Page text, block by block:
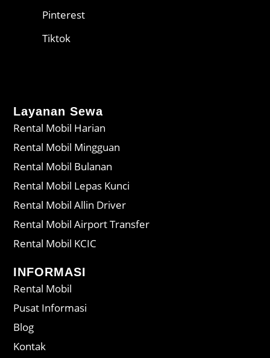
Pinterest
Tiktok
Layanan Sewa
Rental Mobil Harian
Rental Mobil Mingguan
Rental Mobil Bulanan
Rental Mobil Lepas Kunci
Rental Mobil Allin Driver
Rental Mobil Airport Transfer
Rental Mobil KCIC
INFORMASI
Rental Mobil
Pusat Informasi
Blog
Kontak